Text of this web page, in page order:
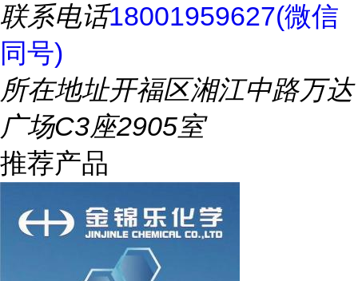
联系电话18001959627(微信
同号)
所在地址开福区湘江中路万达
广场C3座2905室
推荐产品